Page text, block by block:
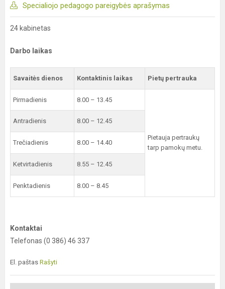
Specialiojo pedagogo pareigybės aprašymas
24 kabinetas
Darbo laikas
Savaitės dienos Kontaktinis laikas Pietų pertrauka
Pirmadienis 8.00 – 13.45
Pietauja pertraukų
tarp pamokų metu.
Antradienis 8.00 – 12.45
Trečiadienis 8.00 – 14.40
Ketvirtadienis 8.55 – 12.45
Penktadienis 8.00 – 8.45
Kontaktai
Telefonas (0 386) 46 337
El. paštas Rašyti